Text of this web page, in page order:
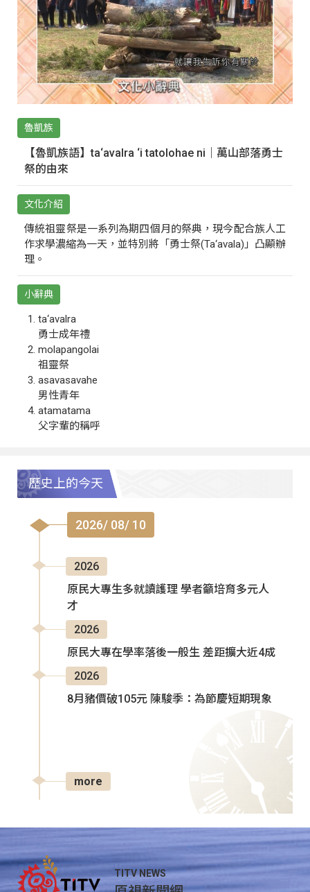
魯凱族
【魯凱族語】ta‘avalra ‘i tatolohae ni｜萬山部落勇士
祭的由來
文化介紹
傳統祖靈祭是一系列為期四個月的祭典，現今配合族人工
作求學濃縮為一天，並特別將「勇士祭(Ta‘avala)」凸顯辦
理。
小辭典
ta‘avalra
勇士成年禮
molapangolai
祖靈祭
asavasavahe
男性青年
atamatama
父字輩的稱呼
歷史上的今天
2026/ 08/ 10
2026
原民大專生多就讀護理 學者籲培育多元人
才
2026
原民大專在學率落後一般生 差距擴大近4成
2026
8月豬價破105元 陳駿季：為節慶短期現象
more
TITV NEWS